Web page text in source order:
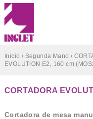
Inicio / Segunda Mano /
EVOLUTION E2, 160 cm
CORTADORA
Cortadora de mesa